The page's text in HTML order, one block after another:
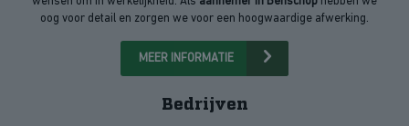
oog voor detail en zorgen we voor een hoogwaardige afwerking.
MEER INFORMATIE
Bedrijven